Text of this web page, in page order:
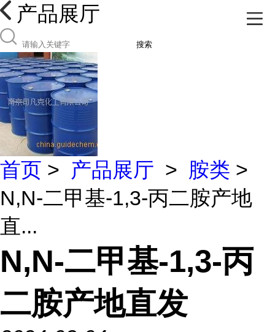
产品展厅
搜索
首页 > 产品展厅 > 胺类 >
N,N-二甲基-1,3-丙二胺产地
直...
N,N-二甲基-1,3-丙
二胺产地直发